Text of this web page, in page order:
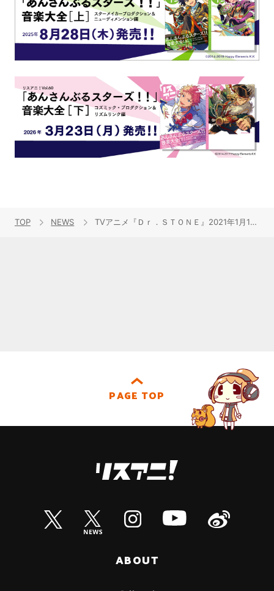
TOP NEWS TVアニメ『Ｄｒ．ＳＴＯＮＥ』2021年1月14日より、いよいよ第2期放送開始！メインビジュアル＆最新PVを公開！フジファブリックが担当するOPテーマ「楽園」音源も初解禁！
PAGE TOP
ABOUT